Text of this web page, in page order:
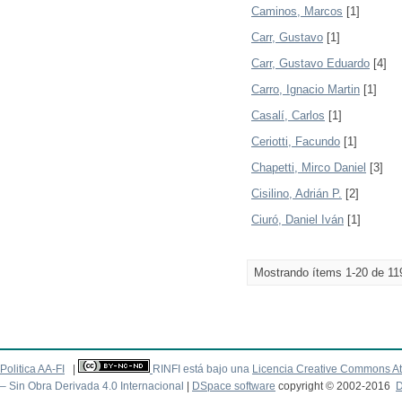
Caminos, Marcos [1]
Carr, Gustavo [1]
Carr, Gustavo Eduardo [4]
Carro, Ignacio Martin [1]
Casalí, Carlos [1]
Ceriotti, Facundo [1]
Chapetti, Mirco Daniel [3]
Cisilino, Adrián P. [2]
Ciuró, Daniel Iván [1]
Mostrando ítems 1-20 de
Politica AA-FI RINFI está bajo una Licencia Creative Commons
– Sin Obra Derivada 4.0 Internacional
DSpace software copyright © 2002-2016